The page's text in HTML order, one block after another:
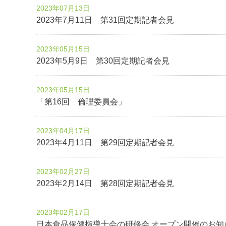
2023年07月13日
2023年7月11日 第31回定期記者会見
2023年05月15日
2023年5月9日 第30回定期記者会見
2023年05月15日
「第16回 倫理委員会」
2023年04月17日
2023年4月11日 第29回定期記者会見
2023年02月27日
2023年2月14日 第28回定期記者会見
2023年02月17日
日本食品保健指導士会の研修会 オープン開催のお知